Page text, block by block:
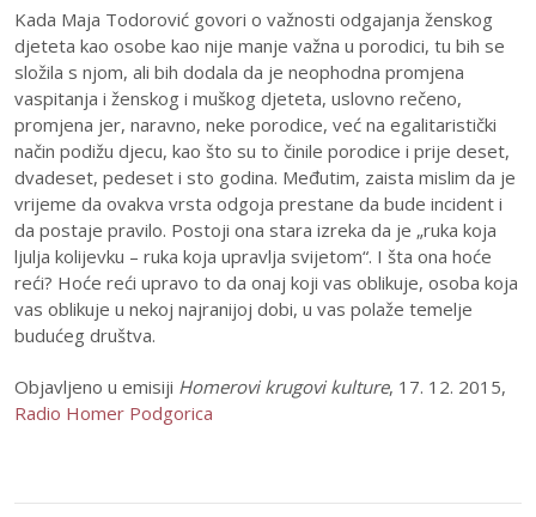
Kada Maja Todorović govori o važnosti odgajanja ženskog
djeteta kao osobe kao nije manje važna u porodici, tu bih se
složila s njom, ali bih dodala da je neophodna promjena
vaspitanja i ženskog i muškog djeteta, uslovno rečeno,
promjena jer, naravno, neke porodice, već na egalitaristički
način podižu djecu, kao što su to činile porodice i prije deset,
dvadeset, pedeset i sto godina. Međutim, zaista mislim da je
vrijeme da ovakva vrsta odgoja prestane da bude incident i
da postaje pravilo. Postoji ona stara izreka da je „ruka koja
ljulja kolijevku – ruka koja upravlja svijetom“. I šta ona hoće
reći? Hoće reći upravo to da onaj koji vas oblikuje, osoba koja
vas oblikuje u nekoj najranijoj dobi, u vas polaže temelje
budućeg društva.
Objavljeno u emisiji Homerovi krugovi kulture, 17. 12. 2015,
Radio Homer Podgorica